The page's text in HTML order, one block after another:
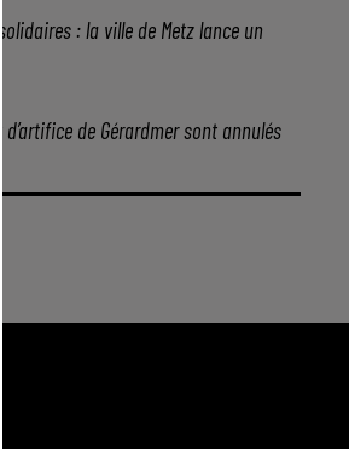
: la ville de Metz lance un
d’artifice de Gérardmer sont annulés